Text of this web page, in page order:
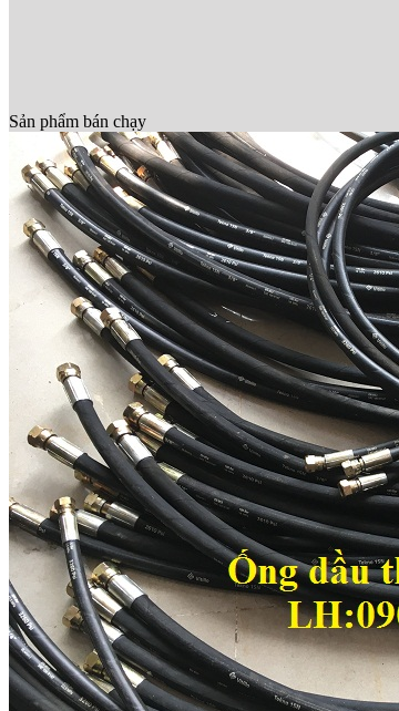
Sản phẩm bán chạy